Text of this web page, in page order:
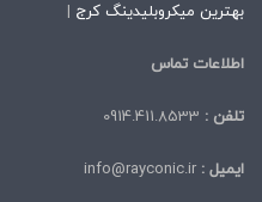
بهترین میکروبلیدینگ کرج |
اطلاعات تماس
تلفن :
ایمیل :